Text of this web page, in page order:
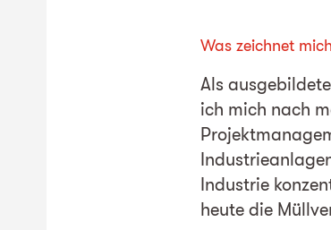
Was zeichnet
Als
ich mich nach
Industrie
heute die